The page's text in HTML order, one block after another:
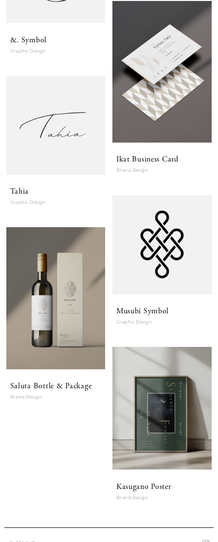
&. Symbol
Graphic Design
Ikat Business Card
Brand Design
Tahia
Graphic Design
Musubi Symbol
Graphic Design
Saluta Bottle & Package
Brand Design
Kasugano Poster
Brand Design